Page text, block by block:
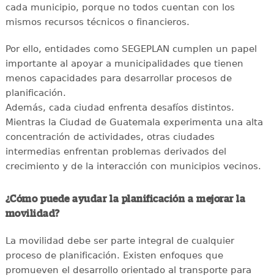
cada municipio, porque no todos cuentan con los
mismos recursos técnicos o financieros.
Por ello, entidades como SEGEPLAN cumplen un papel
importante al apoyar a municipalidades que tienen
menos capacidades para desarrollar procesos de
planificación.
Además, cada ciudad enfrenta desafíos distintos.
Mientras la Ciudad de Guatemala experimenta una alta
concentración de actividades, otras ciudades
intermedias enfrentan problemas derivados del
crecimiento y de la interacción con municipios vecinos.
¿Cómo puede ayudar la planificación a mejorar la
movilidad?
La movilidad debe ser parte integral de cualquier
proceso de planificación. Existen enfoques que
promueven el desarrollo orientado al transporte para